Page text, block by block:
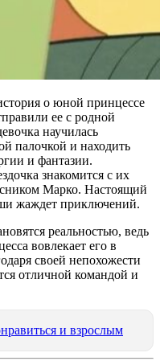
о юной принцессе
ее с родной
научилась
палочкой и находить
и фантазии.
знакомится с их
Марко. Настоящий
жаждет приключений.
реальностью, ведь
вовлекает его в
своей непохожести
отличной командой и
и взрослым